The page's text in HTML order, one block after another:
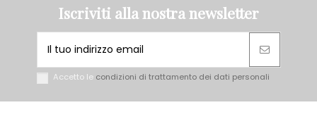
Iscriviti alla nostra newsletter
Accetto le condizioni di trattamento dei dati personali